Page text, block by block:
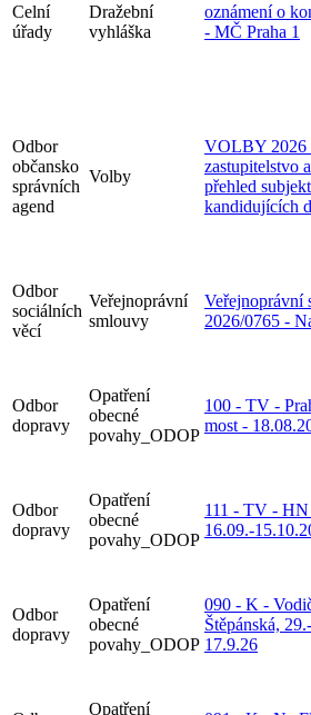
Celní
úřady
Dražební
vyhláška
oznámení o
- MČ Praha 1
Odbor
občansko
správních
agend
Volby
VOLBY 2026
zastupitelstvo
přehled
kandidujících
Odbor
sociálních
věcí
Veřejnoprávní
smlouvy
Veřejnoprávní
2026/0765 -
Odbor
dopravy
Opatření
obecné
povahy_ODOP
100 - TV -
most -
Odbor
dopravy
Opatření
obecné
povahy_ODOP
111 - TV -
16.09.-
Odbor
dopravy
Opatření
obecné
povahy_ODOP
090 - K -
Štěpánská,
17.9.26
Opatření